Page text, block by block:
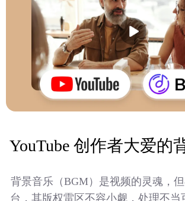
YouTube 创作者大爱的
背景音乐（BGM）是视频的灵魂，但
台，其版权雷区不容小觑，处理不当